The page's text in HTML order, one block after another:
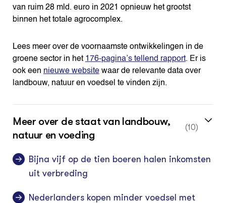
van ruim 28 mld. euro in 2021 opnieuw het grootst
binnen het totale agrocomplex.
Lees meer over de voornaamste ontwikkelingen in de
groene sector in het 176-pagina’s tellend rapport. Er is
ook een nieuwe websitewaar de relevante data over
landbouw, natuur en voedsel te vinden zijn.
Meer over de staat van landbouw,
natuur en voeding
(10)
Bijna vijf op de tien boeren halen inkomsten
uit verbreding
Nederlanders kopen minder voedsel met